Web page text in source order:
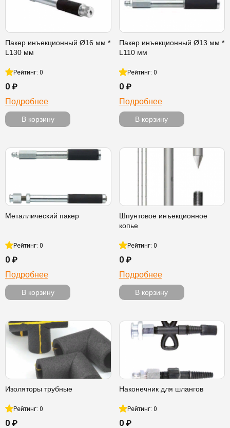
Пакер инъекционный Ø16 мм *
L130 мм
Рейтинг: 0
0 ₽
Подробнее
В корзину
Пакер инъекционный Ø13 мм *
L110 мм
Рейтинг: 0
0 ₽
Подробнее
В корзину
Металлический пакер
Рейтинг: 0
0 ₽
Подробнее
В корзину
Шпунтовое инъекционное
копье
Рейтинг: 0
0 ₽
Подробнее
В корзину
Изоляторы трубные
Рейтинг: 0
0 ₽
Наконечник для шлангов
Рейтинг: 0
0 ₽